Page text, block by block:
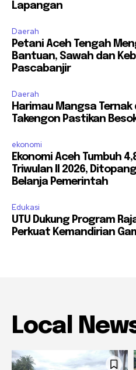
Lapangan
Daerah
Petani Aceh Tengah
Bantuan, Sawah dan
Pascabanjir
Daerah
Harimau Mangsa Ternak
Takengon Pastikan
ekonomi
Ekonomi Aceh Tumbuh
Triwulan II 2026,
Belanja Pemerintah
Edukasi
UTU Dukung Program
Perkuat Kemandirian
Local